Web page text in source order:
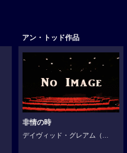
アン・トッド作品
非情の時
デイヴィッド・グレアム（...